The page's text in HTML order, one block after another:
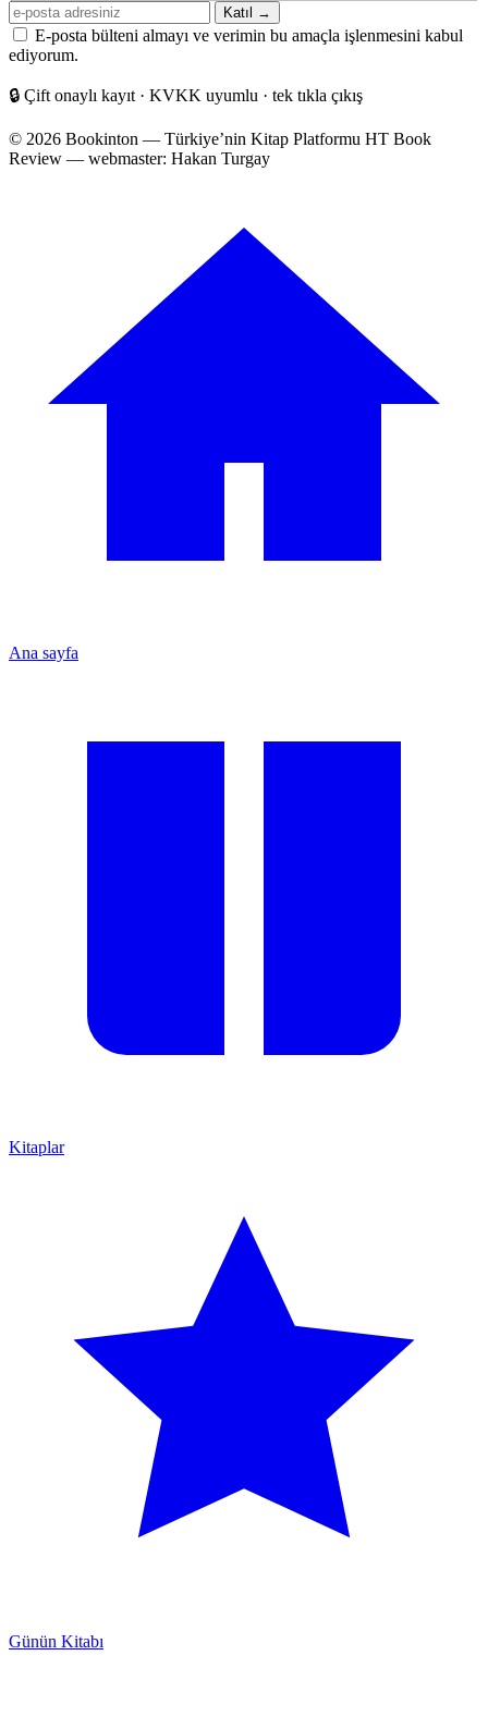
E-
posta
adresiniz
Katıl →
E-posta bülteni almayı ve verimin bu amaçla işlenmesini kabul
ediyorum.
🔒 Çift onaylı kayıt · KVKK uyumlu · tek tıkla çıkış
© 2026 Bookinton — Türkiye’nin Kitap Platformu HT Book
Review — webmaster: Hakan Turgay
Ana sayfa
Kitaplar
Günün Kitabı